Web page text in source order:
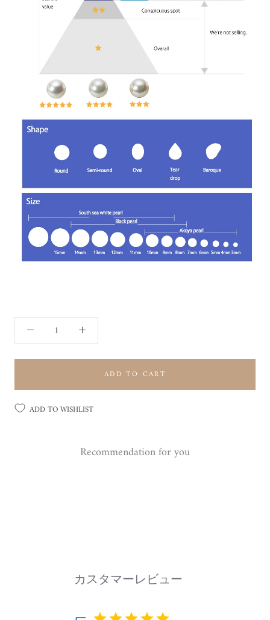
ADD TO CART
ADD TO WISHLIST
Recommendation for you
カスタマーレビュー